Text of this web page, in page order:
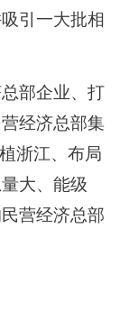
引一大批相
部企业、打
经济总部集
浙江、布局
大、能级
营经济总部